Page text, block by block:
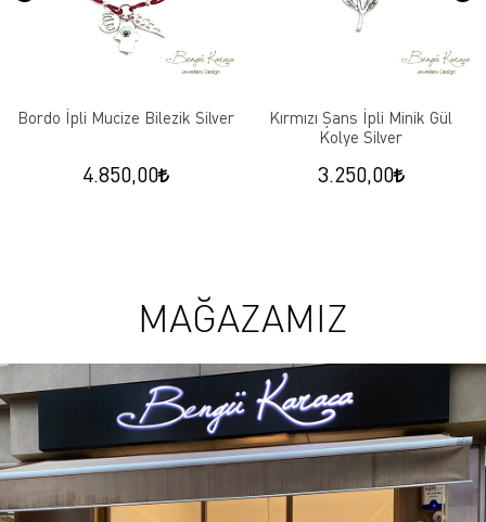
Bordo İpli Mucize Bilezik Silver
4.850,00
Kırmızı Şans İpli Minik Gül
Kolye Silver
3.250,00
MAĞAZAMIZ